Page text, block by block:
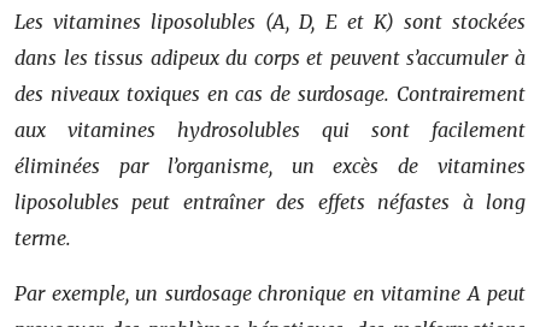
Les vitamines liposolubles (A, D, E et K) sont stockées
dans les tissus adipeux du corps et peuvent s’accumuler à
des niveaux toxiques en cas de surdosage. Contrairement
aux vitamines hydrosolubles qui sont facilement
éliminées par l’organisme, un excès de vitamines
liposolubles peut entraîner des effets néfastes à long
terme.
Par exemple, un surdosage chronique en vitamine A peut